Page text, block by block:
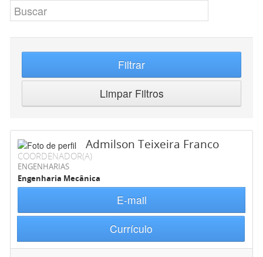
Filtrar
Limpar Filtros
Admilson Teixeira Franco
COORDENADOR(A)
ENGENHARIAS
Engenharia Mecânica
E-mail
Currículo